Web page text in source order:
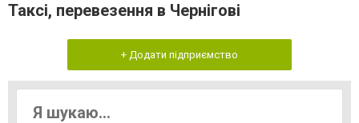
Таксі, перевезення в Чернігові
+ Додати підприємство